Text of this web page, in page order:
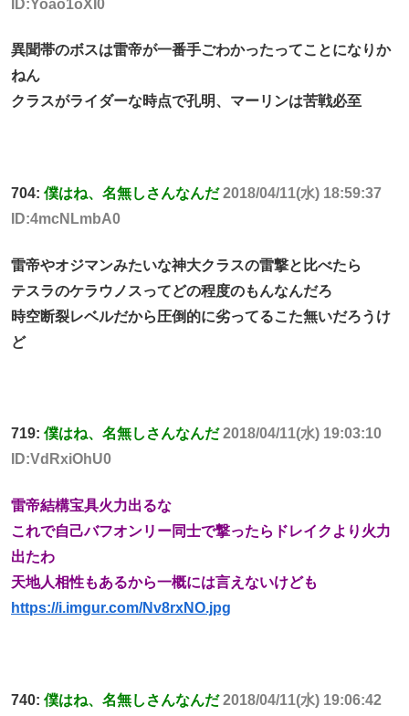
ID:Yoao1oXI0
異聞帯のボスは雷帝が一番手ごわかったってことになりか
ねん
クラスがライダーな時点で孔明、マーリンは苦戦必至
704: 僕はね、名無しさんなんだ 2018/04/11(水) 18:59:37
ID:4mcNLmbA0
雷帝やオジマンみたいな神大クラスの雷撃と比べたら
テスラのケラウノスってどの程度のもんなんだろ
時空断裂レベルだから圧倒的に劣ってるこた無いだろうけ
ど
719: 僕はね、名無しさんなんだ 2018/04/11(水) 19:03:10
ID:VdRxiOhU0
雷帝結構宝具火力出るな
これで自己バフオンリー同士で撃ったらドレイクより火力
出たわ
天地人相性もあるから一概には言えないけども
https://i.imgur.com/Nv8rxNO.jpg
740: 僕はね、名無しさんなんだ 2018/04/11(水) 19:06:42